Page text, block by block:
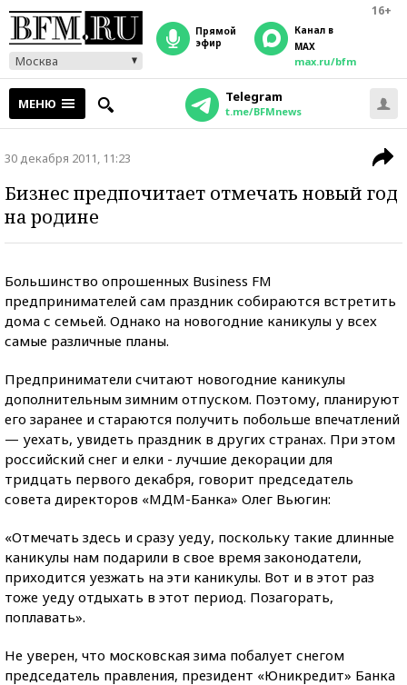
16+
Москва
прямой
эфир
Канал в
MAX
max.ru/bfm
МЕНЮ Telegram
t.me/BFMnews
30 декабря 2011, 11:23
Бизнес предпочитает отмечать новый год
на родине
Большинство опрошенных Business FM
предпринимателей сам праздник собираются встретить
дома с семьей. Однако на новогодние каникулы у всех
самые различные планы.
Предприниматели считают новогодние каникулы
дополнительным зимним отпуском. Поэтому, планируют
его заранее и стараются получить побольше впечатлений
— уехать, увидеть праздник в других странах. При этом
российский снег и елки - лучшие декорации для
тридцать первого декабря, говорит председатель
совета директоров «МДМ-Банка» Олег Вьюгин:
«Отмечать здесь и сразу уеду, поскольку такие длинные
каникулы нам подарили в свое время законодатели,
приходится уезжать на эти каникулы. Вот и в этот раз
тоже уеду отдыхать в этот период. Позагорать,
поплавать».
Не уверен, что московская зима побалует снегом
председатель правления, президент «Юникредит» Банка